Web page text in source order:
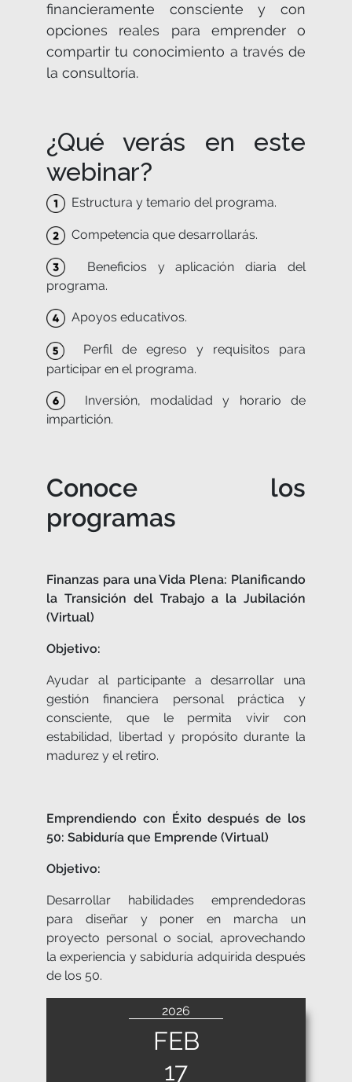
financieramente consciente y con
opciones reales para emprender o
compartir tu conocimiento a través de
la consultoría.
¿Qué verás en este
webinar?
Estructura y temario del programa.
Competencia que desarrollarás.
Beneficios y aplicación diaria del
programa.
Apoyos educativos.
Perfil de egreso y requisitos para
participar en el programa.
Inversión, modalidad y horario de
impartición.
Conoce los
programas
Finanzas para una Vida Plena: Planificando
la Transición del Trabajo a la Jubilación
(Virtual)
Objetivo:
Ayudar al participante a desarrollar una
gestión financiera personal práctica y
consciente, que le permita vivir con
estabilidad, libertad y propósito durante la
madurez y el retiro.
Emprendiendo con Éxito después de los
50: Sabiduría que Emprende (Virtual)
Objetivo:
Desarrollar habilidades emprendedoras
para diseñar y poner en marcha un
proyecto personal o social, aprovechando
la experiencia y sabiduría adquirida después
de los 50.
2026
FEB
17